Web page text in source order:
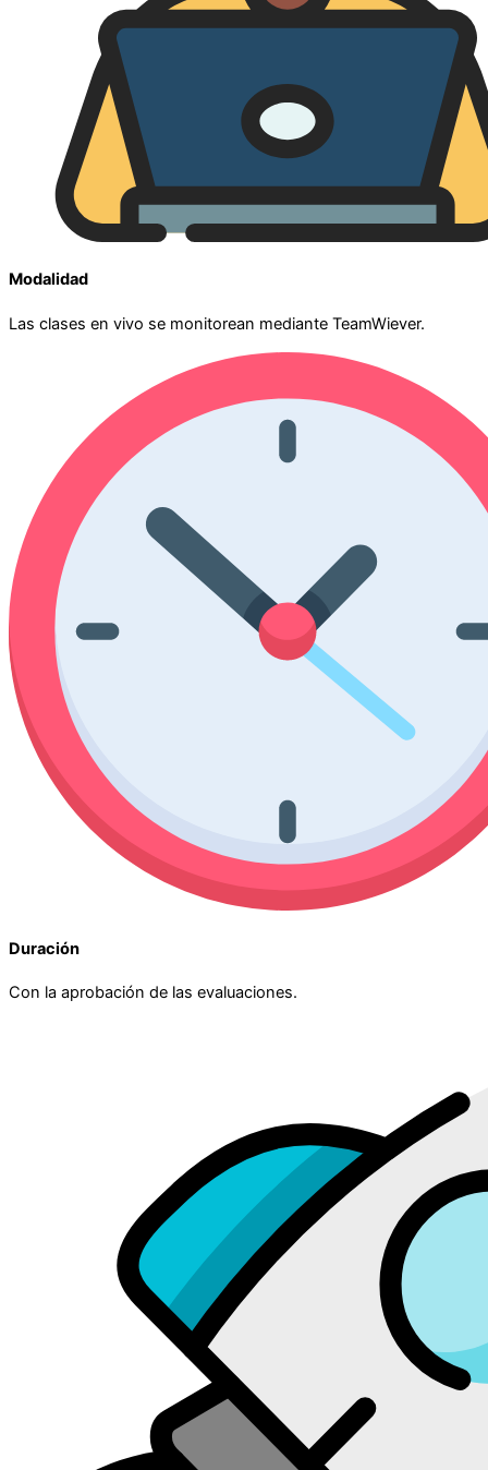
Modalidad
Las clases en vivo se monitorean mediante TeamWiever.
Duración
Con la aprobación de las evaluaciones.